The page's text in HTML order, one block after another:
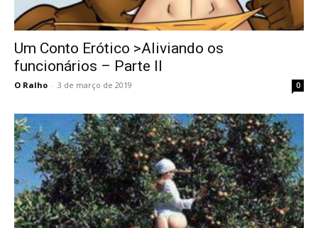
Um Conto Erótico >Aliviando os
funcionários – Parte II
O Ralho - 3 de março de 2019 0